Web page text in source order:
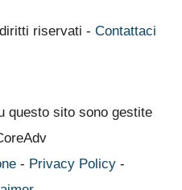
riservati - Contattaci
questo sito sono gestite
- Privacy Policy-